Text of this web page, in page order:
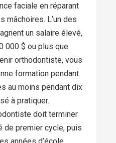
faciale en réparant
mâchoires. L’un des
un salaire élevé,
000 $ ou plus que
orthodontiste, vous
formation pendant
au moins pendant dix
à pratiquer.
doit terminer
de premier cycle, puis
années d’école